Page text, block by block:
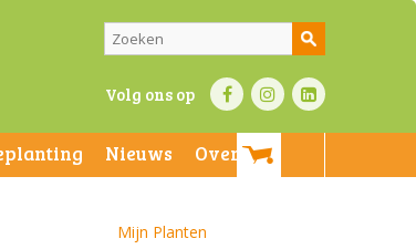
Volg ons op
Nieuws
Over ons
Mijn Planten